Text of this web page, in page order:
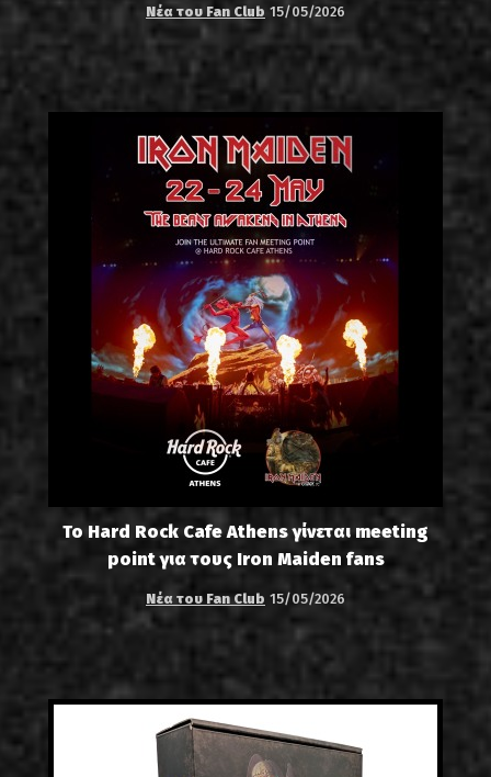
Νέα του Fan Club 15/05/2026
Το Hard Rock Cafe Athens γίνεται meeting
point για τους Iron Maiden fans
Νέα του Fan Club 15/05/2026